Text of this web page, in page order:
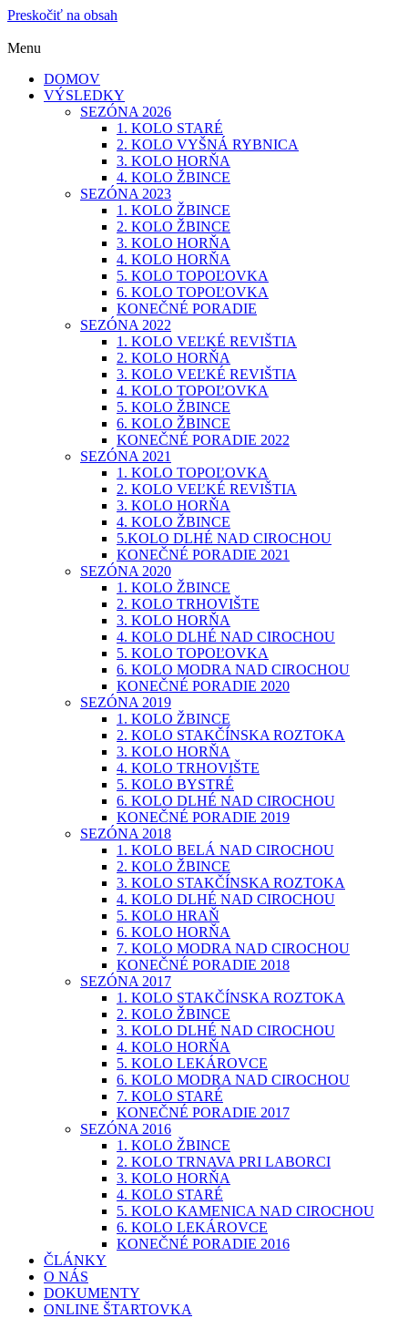
Preskočiť na obsah
Menu
DOMOV
VÝSLEDKY
SEZÓNA 2026
1. KOLO STARÉ
2. KOLO VYŠNÁ RYBNICA
3. KOLO HORŇA
4. KOLO ŽBINCE
SEZÓNA 2023
1. KOLO ŽBINCE
2. KOLO ŽBINCE
3. KOLO HORŇA
4. KOLO HORŇA
5. KOLO TOPOĽOVKA
6. KOLO TOPOĽOVKA
KONEČNÉ PORADIE
SEZÓNA 2022
1. KOLO VEĽKÉ REVIŠTIA
2. KOLO HORŇA
3. KOLO VEĽKÉ REVIŠTIA
4. KOLO TOPOĽOVKA
5. KOLO ŽBINCE
6. KOLO ŽBINCE
KONEČNÉ PORADIE 2022
SEZÓNA 2021
1. KOLO TOPOĽOVKA
2. KOLO VEĽKÉ REVIŠTIA
3. KOLO HORŇA
4. KOLO ŽBINCE
5.KOLO DLHÉ NAD CIROCHOU
KONEČNÉ PORADIE 2021
SEZÓNA 2020
1. KOLO ŽBINCE
2. KOLO TRHOVIŠTE
3. KOLO HORŇA
4. KOLO DLHÉ NAD CIROCHOU
5. KOLO TOPOĽOVKA
6. KOLO MODRA NAD CIROCHOU
KONEČNÉ PORADIE 2020
SEZÓNA 2019
1. KOLO ŽBINCE
2. KOLO STAKČÍNSKA ROZTOKA
3. KOLO HORŇA
4. KOLO TRHOVIŠTE
5. KOLO BYSTRÉ
6. KOLO DLHÉ NAD CIROCHOU
KONEČNÉ PORADIE 2019
SEZÓNA 2018
1. KOLO BELÁ NAD CIROCHOU
2. KOLO ŽBINCE
3. KOLO STAKČÍNSKA ROZTOKA
4. KOLO DLHÉ NAD CIROCHOU
5. KOLO HRAŇ
6. KOLO HORŇA
7. KOLO MODRA NAD CIROCHOU
KONEČNÉ PORADIE 2018
SEZÓNA 2017
1. KOLO STAKČÍNSKA ROZTOKA
2. KOLO ŽBINCE
3. KOLO DLHÉ NAD CIROCHOU
4. KOLO HORŇA
5. KOLO LEKÁROVCE
6. KOLO MODRA NAD CIROCHOU
7. KOLO STARÉ
KONEČNÉ PORADIE 2017
SEZÓNA 2016
1. KOLO ŽBINCE
2. KOLO TRNAVA PRI LABORCI
3. KOLO HORŇA
4. KOLO STARÉ
5. KOLO KAMENICA NAD CIROCHOU
6. KOLO LEKÁROVCE
KONEČNÉ PORADIE 2016
ČLÁNKY
O NÁS
DOKUMENTY
ONLINE ŠTARTOVKA